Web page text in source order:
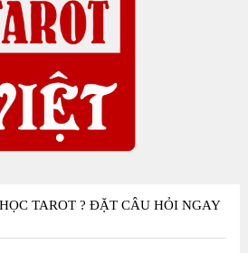
TAROT ? ĐẶT CÂU HỎI NGAY